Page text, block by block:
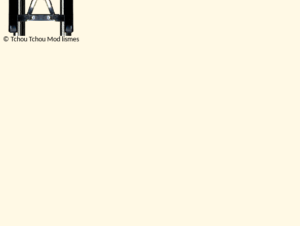
© Tchou Tchou Mod lismes